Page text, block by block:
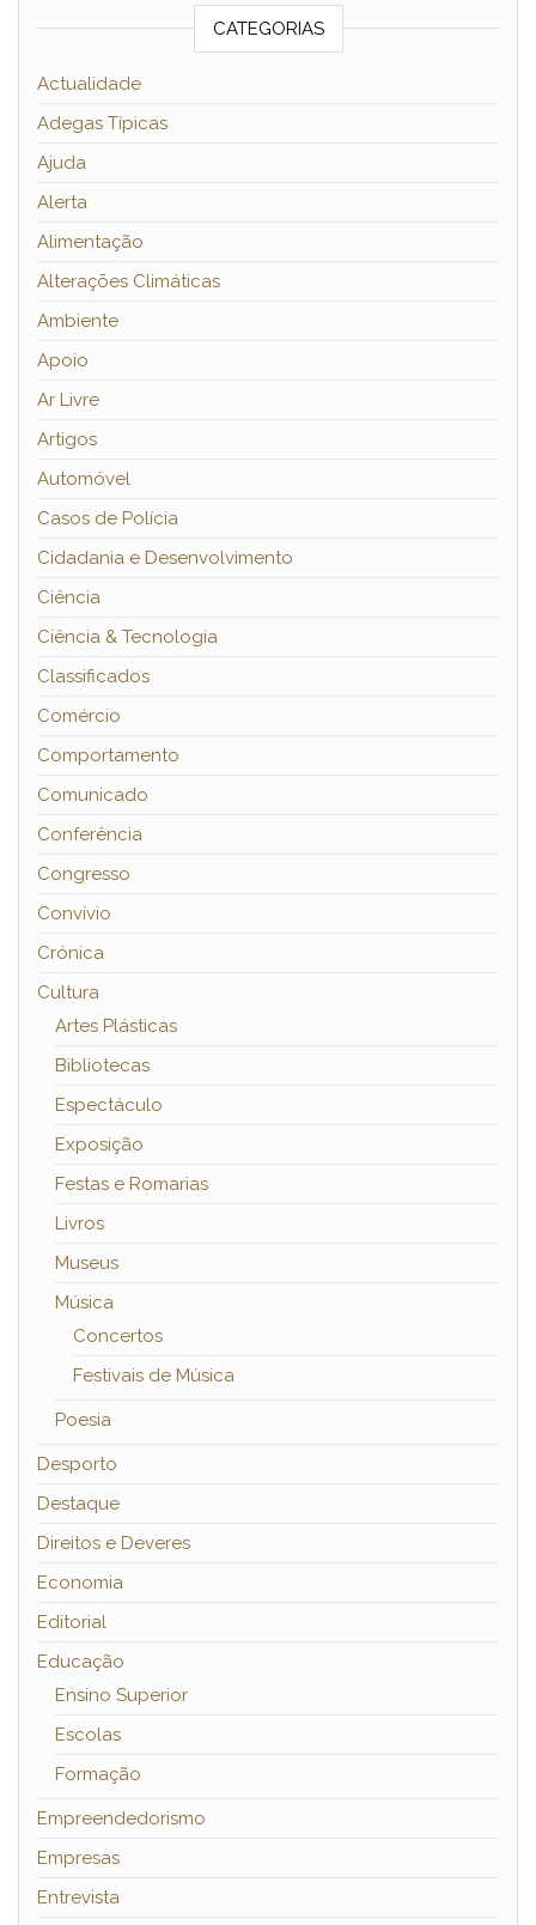
CATEGORIAS
Actualidade
Adegas Típicas
Ajuda
Alerta
Alimentação
Alterações Climáticas
Ambiente
Apoio
Ar Livre
Artigos
Automóvel
Casos de Polícia
Cidadania e Desenvolvimento
Ciência
Ciência & Tecnologia
Classificados
Comércio
Comportamento
Comunicado
Conferência
Congresso
Convívio
Crónica
Cultura
Artes Plásticas
Bibliotecas
Espectáculo
Exposição
Festas e Romarias
Livros
Museus
Música
Concertos
Festivais de Música
Poesia
Desporto
Destaque
Direitos e Deveres
Economia
Editorial
Educação
Ensino Superior
Escolas
Formação
Empreendedorismo
Empresas
Entrevista